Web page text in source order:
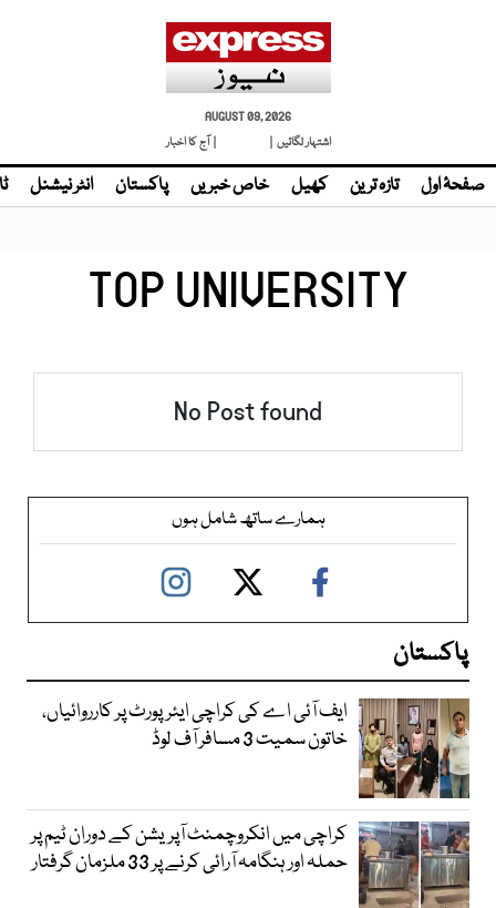
AUGUST 09, 2026
اشتہار لگائیں |
| آج کا اخبار
صفحۂ اول تازہ ترین کھیل خاص خبریں پاکستان انٹر نیشنل
TOP UNIVERSITY
No Post found
ہمارے ساتھ شامل ہوں
پاکستان
ایف آئی اے کی کراچی ایئرپورٹ پر کارروائیاں،
خاتون سمیت 3 مسافر آف لوڈ
کراچی میں انکروچمنٹ آپریشن کے دوران ٹیم پر
حملہ اور ہنگامہ آرائی کرنے پر 33 ملزمان گرفتار